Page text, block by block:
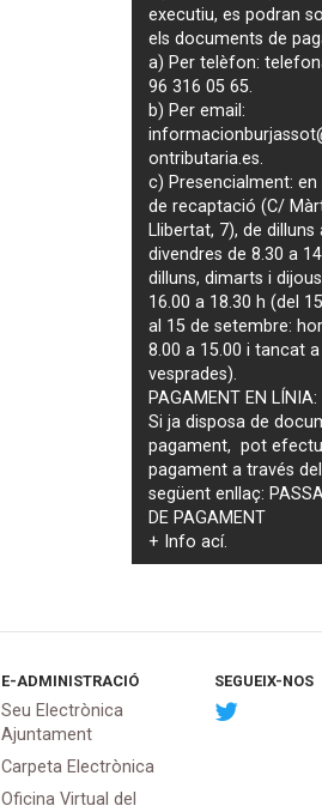
executiu, es podran
els documents de
a) Per telèfon:
96 316 05 65.
b) Per email:
ontributaria.es.
c) Presencialment: en
de recaptació (C/
Llibertat, 7), de dilluns
divendres de 8.30 a
dilluns, dimarts i
16.00 a 18.30 h (del
al 15 de setembre:
8.00 a 15.00 i tancat a
vesprades).
PAGAMENT EN LÍNIA:
Si ja disposa de
pagament, pot
pagament a través del
següent enllaç:
DE PAGAMENT
+ Infoací.
E-ADMINISTRACIÓ
Seu Electrònica
Ajuntament
Carpeta Electrònica
Oficina Virtual del
SEGUEIX-NOS